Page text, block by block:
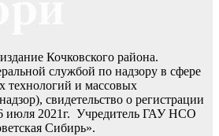
издание Кочковского района.
службой по надзору в сфере
технологий и массовых
свидетельство о регистрации
июля 2021г. Учредитель ГАУ НСО
Сибирь».